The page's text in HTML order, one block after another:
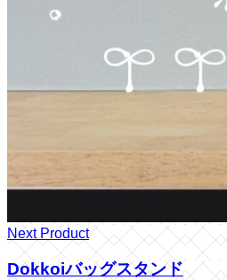
Next Product
Dokkoiバッグスタンド